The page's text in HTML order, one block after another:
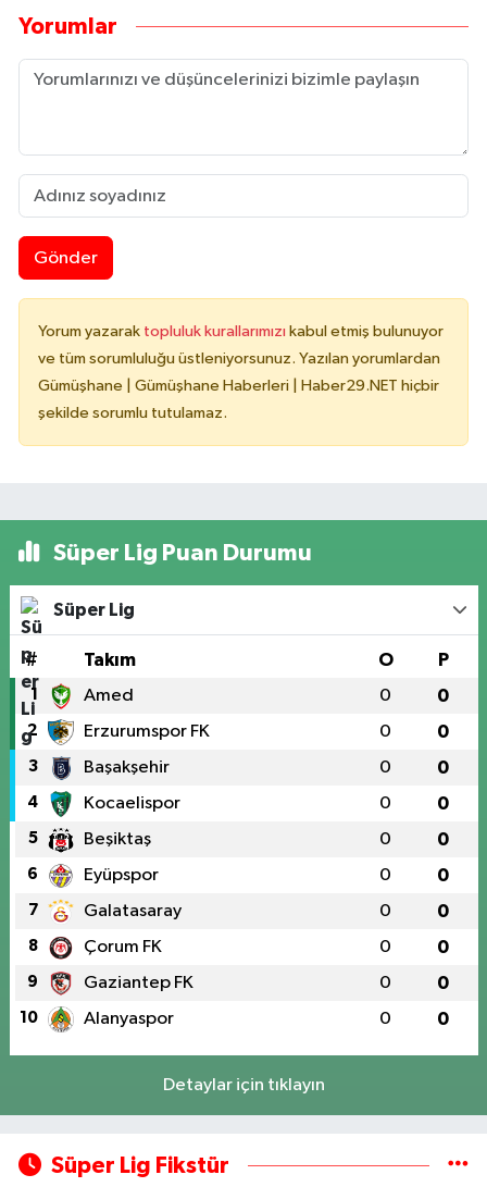
Yorumlar
Gönder
Yorum yazarak topluluk kurallarımızı kabul etmiş bulunuyor
ve tüm sorumluluğu üstleniyorsunuz. Yazılan yorumlardan
Gümüşhane | Gümüşhane Haberleri | Haber29.NET hiçbir
şekilde sorumlu tutulamaz.
Süper Lig Puan Durumu
Süper Lig
# Takım O P
1 Amed 0 0
2 Erzurumspor FK 0 0
3 Başakşehir 0 0
4 Kocaelispor 0 0
5 Beşiktaş 0 0
6 Eyüpspor 0 0
7 Galatasaray 0 0
8 Çorum FK 0 0
9 Gaziantep FK 0 0
10 Alanyaspor 0 0
Detaylar için tıklayın
Süper Lig Fikstür